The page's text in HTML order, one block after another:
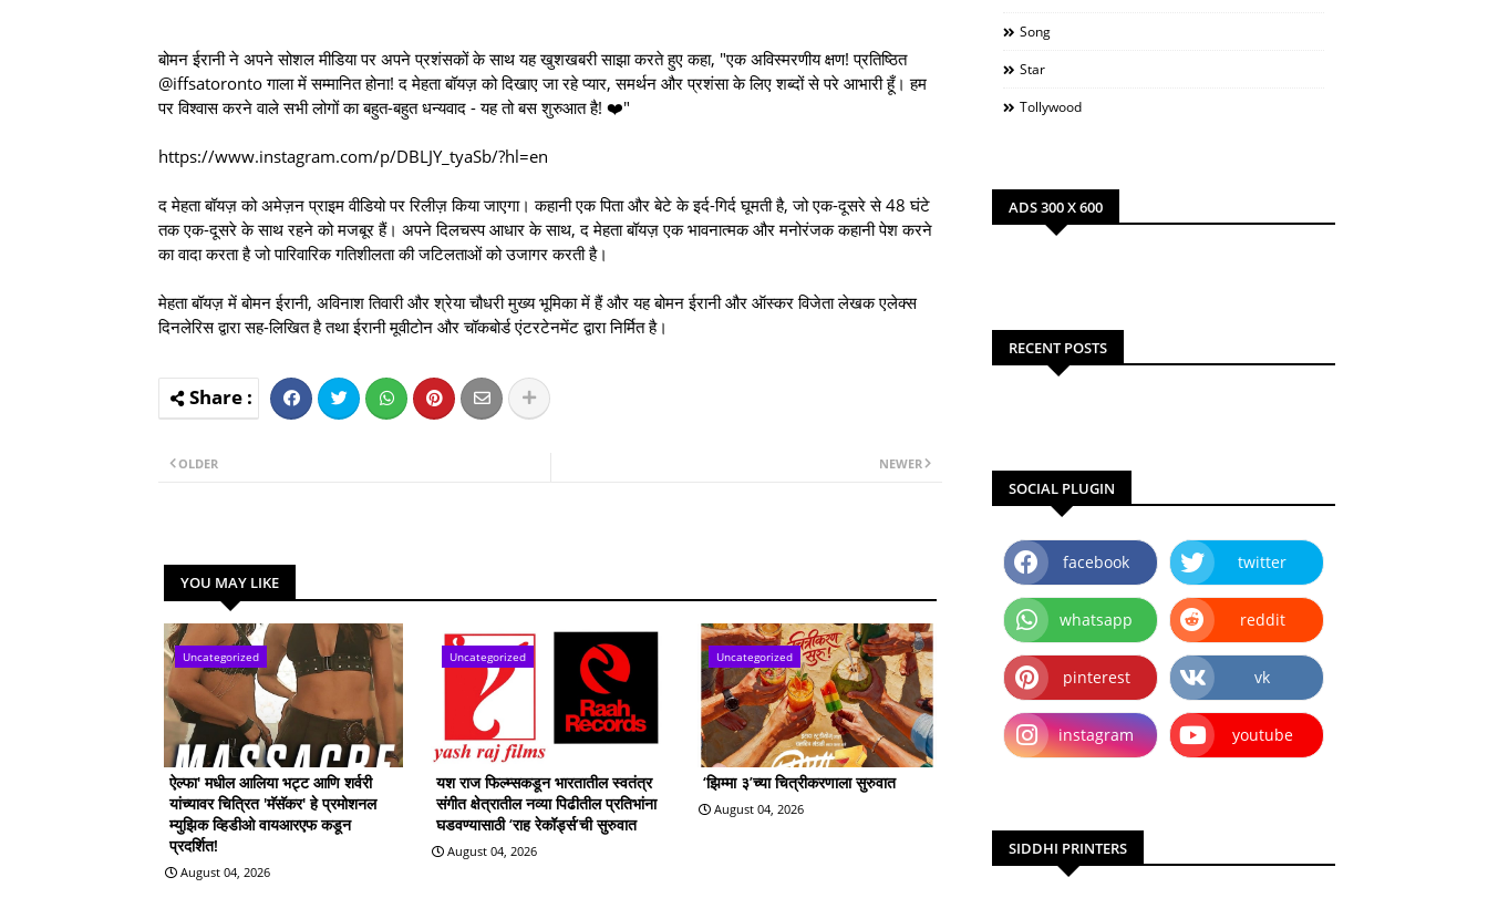
बोमन ईरानी ने अपने सोशल मीडिया पर अपने प्रशंसकों के साथ यह खुशखबरी साझा करते हुए कहा, "एक अविस्मरणीय क्षण! प्रतिष्ठित
@iffsatoronto गाला में सम्मानित होना! द मेहता बॉयज़ को दिखाए जा रहे प्यार, समर्थन और प्रशंसा के लिए शब्दों से परे आभारी हूँ। हम
पर विश्वास करने वाले सभी लोगों का बहुत-बहुत धन्यवाद - यह तो बस शुरुआत है! ❤️"
https://www.instagram.com/p/DBLJY_tyaSb/?hl=en
द मेहता बॉयज़ को अमेज़न प्राइम वीडियो पर रिलीज़ किया जाएगा। कहानी एक पिता और बेटे के इर्द-गिर्द घूमती है, जो एक-दूसरे से 48 घंटे
तक एक-दूसरे के साथ रहने को मजबूर हैं। अपने दिलचस्प आधार के साथ, द मेहता बॉयज़ एक भावनात्मक और मनोरंजक कहानी पेश करने
का वादा करता है जो पारिवारिक गतिशीलता की जटिलताओं को उजागर करती है।
मेहता बॉयज़ में बोमन ईरानी, ​​अविनाश तिवारी और श्रेया चौधरी मुख्य भूमिका में हैं और यह बोमन ईरानी और ऑस्कर विजेता लेखक एलेक्स
दिनलेरिस द्वारा सह-लिखित है तथा ईरानी मूवीटोन और चॉकबोर्ड एंटरटेनमेंट द्वारा निर्मित है।
NEWER
OLDER
YOU MAY LIKE
Uncategorized
ऐल्फा' मधील आलिया भट्ट आणि शर्वरी
यांच्यावर चित्रित 'मॅसॅकर' हे प्रमोशनल
म्युझिक व्हिडीओ वायआरएफ कडून
प्रदर्शित!
August 04, 2026
Uncategorized
यश राज फिल्म्सकडून भारतातील स्वतंत्र
संगीत क्षेत्रातील नव्या पिढीतील प्रतिभांना
घडवण्यासाठी ‘राह रेकॉर्ड्स’ची सुरुवात
August 04, 2026
Uncategorized
‘झिम्मा ३’च्या चित्रीकरणाला सुरुवात
August 04, 2026
Song
Star
Tollywood
ADS 300 X 600
RECENT POSTS
SOCIAL PLUGIN
facebook twitter
whatsapp reddit
pinterest vk
instagram youtube
SIDDHI PRINTERS